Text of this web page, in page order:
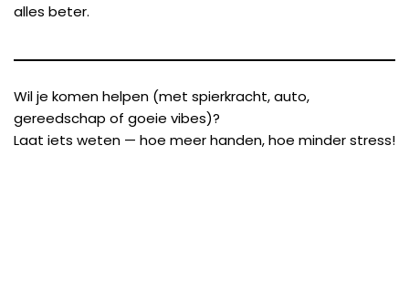
alles beter.
Wil je komen helpen (met spierkracht, auto,
gereedschap of goeie vibes)?
Laat iets weten — hoe meer handen, hoe minder stress!